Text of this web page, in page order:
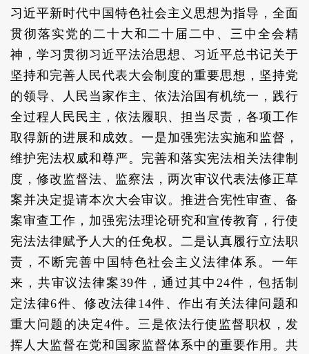
习近平新时代中国特色社会主义思想为指导，全面
贯彻落实党的二十大和二十届二中、三中全会精
神，学习贯彻习近平法治思想、习近平总书记关于
坚持和完善人民代表大会制度的重要思想，坚持党
的领导、人民当家作主、依法治国有机统一，践行
全过程人民民主，依法履职、担当尽责，各项工作
取得新的进展和成效。一是加强宪法实施和监督，
维护宪法权威和尊严。完善和落实宪法相关法律制
度，修改监督法、监察法，两次审议代表法修正草
案并决定提请本次大会审议。推进合宪性审查、备
案审查工作，加强宪法理论研究和宣传教育，行使
宪法法律赋予人大的任免权。二是认真履行立法职
责，不断完善中国特色社会主义法律体系。一年
来，共审议法律案39件，通过其中24件，包括制
定法律6件、修改法律14件、作出有关法律问题和
重大问题的决定4件。三是依法行使监督职权，发
挥人大监督在党和国家监督体系中的重要作用。共